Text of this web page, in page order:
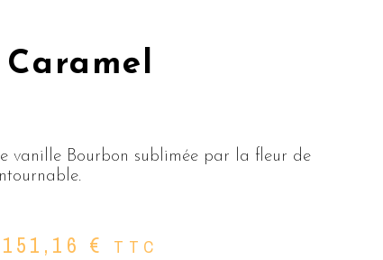
Caramel
vanille Bourbon sublimée par la fleur de
151,16 € TTC